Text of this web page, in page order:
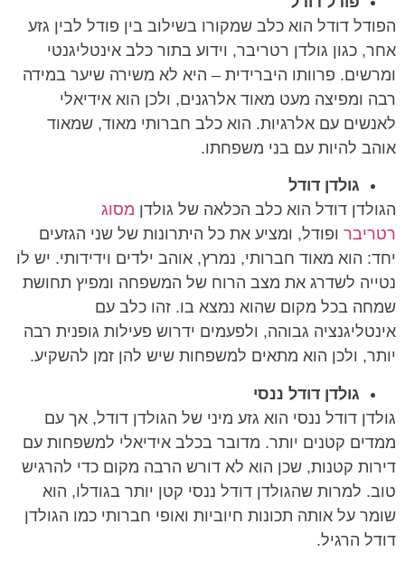
הפודל דודל הוא כלב שמקורו בשילוב בין פודל לבין גזע
אחר, כגון גולדן רטריבר, וידוע בתור כלב אינטליגנטי
ומרשים. פרוותו היברידית – היא לא משירה שיער במידה
רבה ומפיצה מעט מאוד אלרגנים, ולכן הוא אידיאלי
לאנשים עם אלרגיות. הוא כלב חברותי מאוד, שמאוד
אוהב להיות עם בני משפחתו.
גולדן דודל
הגולדן דודל הוא כלב הכלאה של גולדן מסוג
רטריבר ופודל, ומציע את כל היתרונות של שני הגזעים
יחד: הוא מאוד חברותי, נמרץ, אוהב ילדים וידידותי. יש לו
נטייה לשדרג את מצב הרוח של המשפחה ומפיץ תחושת
שמחה בכל מקום שהוא נמצא בו. זהו כלב עם
אינטליגנציה גבוהה, ולפעמים ידרוש פעילות גופנית רבה
יותר, ולכן הוא מתאים למשפחות שיש להן זמן להשקיע.
גולדן דודל ננסי
גולדן דודל ננסי הוא גזע מיני של הגולדן דודל, אך עם
ממדים קטנים יותר. מדובר בכלב אידיאלי למשפחות עם
דירות קטנות, שכן הוא לא דורש הרבה מקום כדי להרגיש
טוב. למרות שהגולדן דודל ננסי קטן יותר בגודלו, הוא
שומר על אותה תכונות חיוביות ואופי חברותי כמו הגולדן
דודל הרגיל.